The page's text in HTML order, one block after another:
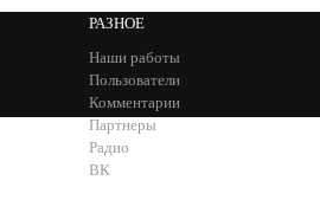
РАЗНОЕ
Наши работы
Пользователи
Комментарии
Партнеры
Радио
ВК